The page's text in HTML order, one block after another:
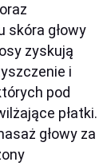
skóra głowy
zyskują
i
pod
płatki.
głowy za